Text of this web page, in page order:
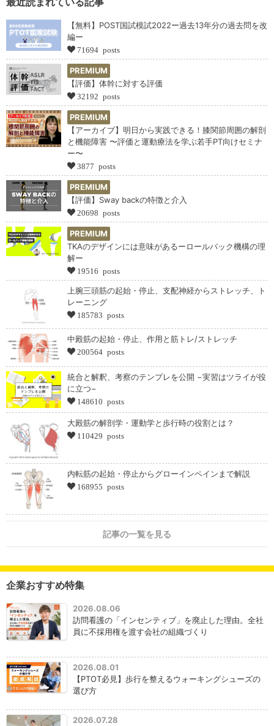
【無料】POST国試模試2022ー過去13年分の過去問を改
編ー
71694 posts
PREMIUM
【評価】体幹に対する評価
32192 posts
PREMIUM
【アーカイブ】明日から実践できる！膝関節周囲の解剖
と機能障害 〜評価と運動療法を学ぶ若手PT向けセミナ
ー〜
3877 posts
PREMIUM
【評価】Sway backの特徴と介入
20698 posts
PREMIUM
TKAのデザインには意味があるーロールバック機構の理
解ー
19516 posts
上腕三頭筋の起始・停止、支配神経からストレッチ、ト
レーニング
185783 posts
中殿筋の起始・停止、作用と筋トレ/ストレッチ
200564 posts
統合と解釈、考察のテンプレを公開 −実習はツライが役
に立つ−
148610 posts
大殿筋の解剖学・運動学と歩行時の役割とは？
110429 posts
内転筋の起始・停止からグローインペインまで解説
168955 posts
記事の一覧を見る
企業おすすめ特集
2026.08.06
訪問看護の「インセンティブ」を廃止した理由。全社
員に不採用権を渡す会社の組織づくり
2026.08.01
【PTOT必見】歩行を整えるウォーキングシューズの
選び方
2026.07.28